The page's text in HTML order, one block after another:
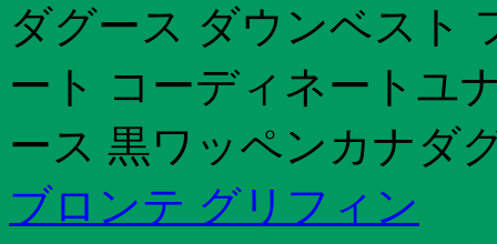
ダグース ダウンベスト
ート コーディネートユ
ース 黒ワッペンカナダ
ブロンテ グリフィン